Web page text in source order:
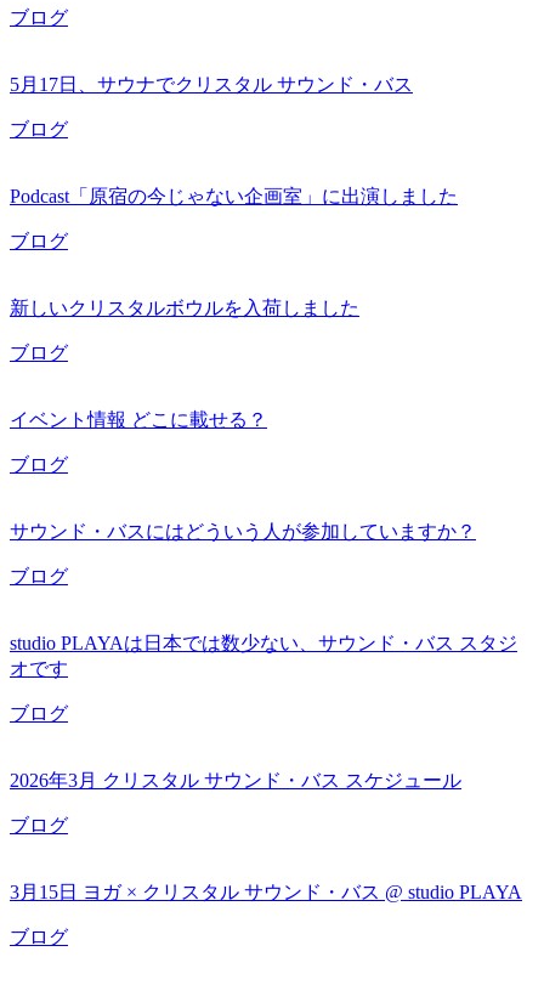
ブログ
5月17日、サウナでクリスタル サウンド・バス
ブログ
Podcast「原宿の今じゃない企画室」に出演しました
ブログ
新しいクリスタルボウルを入荷しました
ブログ
イベント情報 どこに載せる？
ブログ
サウンド・バスにはどういう人が参加していますか？
ブログ
studio PLAYAは日本では数少ない、サウンド・バス スタジ
オです
ブログ
2026年3月 クリスタル サウンド・バス スケジュール
ブログ
3月15日 ヨガ × クリスタル サウンド・バス @ studio PLAYA
ブログ